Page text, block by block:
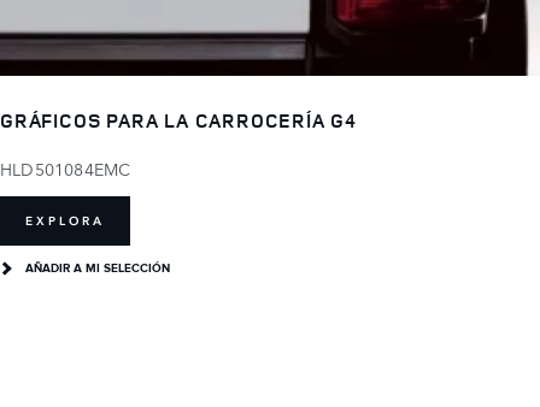
GRÁFICOS PARA LA CARROCERÍA G4
HLD501084EMC
EXPLORA
AÑADIR A MI SELECCIÓN